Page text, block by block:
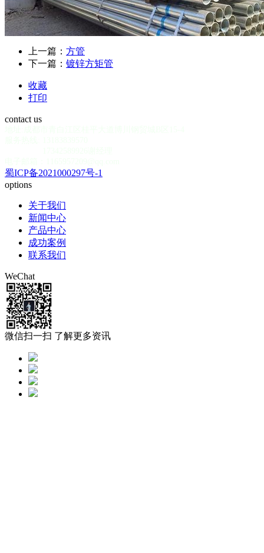
上一篇： 方管
下一篇： 镀锌方矩管
收藏
打印
contact us
蜀ICP备2021000297号-1
options
关于我们
新闻中心
产品中心
成功案例
联系我们
WeChat
微信扫一扫 了解更多资讯